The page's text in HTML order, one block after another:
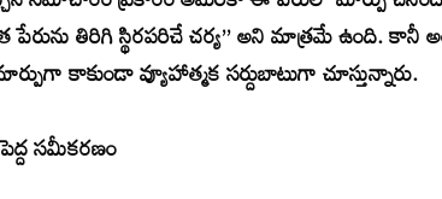
తిరిగి స్థిరపరిచే చర్య” అని మాత్రమే ఉంది. కానీ
కాకుండా వ్యూహాత్మక సర్దుబాటుగా చూస్తున్నారు.
సమీకరణం